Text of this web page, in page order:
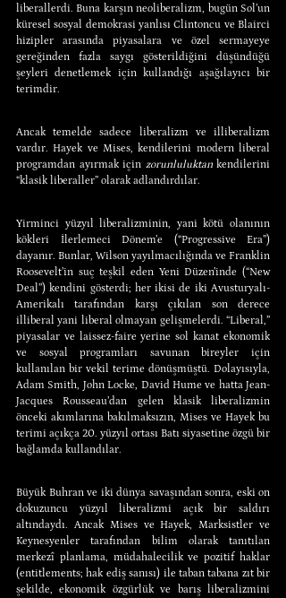
liberallerdi. Buna karşın neoliberalizm, bugün Sol’un
küresel sosyal demokrasi yanlısı Clintoncu ve Blairci
hizipler arasında piyasalara ve özel sermayeye
gereğinden fazla saygı gösterildiğini düşündüğü
şeyleri denetlemek için kullandığı aşağılayıcı bir
terimdir.
Ancak temelde sadece liberalizm ve illiberalizm
vardır. Hayek ve Mises, kendilerini modern liberal
programdan ayırmak için zorunluluktan kendilerini
“klasik liberaller” olarak adlandırdılar.
Yirminci yüzyıl liberalizminin, yani kötü olanının
kökleri İlerlemeci Dönem’e (“Progressive Era”)
dayanır. Bunlar, Wilson yayılmacılığında ve Franklin
Roosevelt’in suç teşkil eden Yeni Düzen’inde (“New
Deal”) kendini gösterdi; her ikisi de iki Avusturyalı-
Amerikalı tarafından karşı çıkılan son derece
illiberal yani liberal olmayan gelişmelerdi. “Liberal,”
piyasalar ve laissez-faire yerine sol kanat ekonomik
ve sosyal programları savunan bireyler için
kullanılan bir vekil terime dönüşmüştü. Dolayısıyla,
Adam Smith, John Locke, David Hume ve hatta Jean-
Jacques Rousseau’dan gelen klasik liberalizmin
önceki akımlarına bakılmaksızın, Mises ve Hayek bu
terimi açıkça 20. yüzyıl ortası Batı siyasetine özgü bir
bağlamda kullandılar.
Büyük Buhran ve iki dünya savaşından sonra, eski on
dokuzuncu yüzyıl liberalizmi açık bir saldırı
altındaydı. Ancak Mises ve Hayek, Marksistler ve
Keynesyenler tarafından bilim olarak tanıtılan
merkezî planlama, müdahalecilik ve pozitif haklar
(entitlements; hak ediş sanısı) ile taban tabana zıt bir
şekilde, ekonomik özgürlük ve barış liberalizmini